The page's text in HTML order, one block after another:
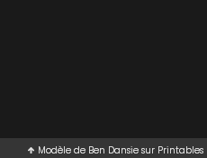
Modèle de Ben Dansie sur Printables
Modèle de Ben Dansie sur Printables